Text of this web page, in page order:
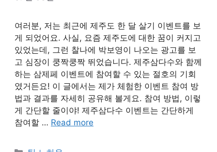
여러분, 저는 최근에 제주도 한 달 살기 이벤트를 보
게 되었어요. 사실, 요즘 제주도에 대한 꿈이 커지고
있었는데, 그런 찰나에 박보영이 나오는 광고를 보
고 심장이 쿵짝쿵짝 뛰었습니다. 제주삼다수와 함께
하는 삼제페 이벤트에 참여할 수 있는 절호의 기회
였거든요! 이 글에서는 제가 체험한 이벤트 참여 방
법과 결과를 자세히 공유해 볼게요. 참여 방법, 이렇
게 간단할 줄이야! 제주삼다수 이벤트는 간단하게
참여할 … Read more